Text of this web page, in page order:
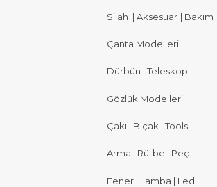
Silah | Aksesuar | Bakım
Çanta Modelleri
Dürbün | Teleskop
Gözlük Modelleri
Çakı | Bıçak | Tools
Arma | Rütbe | Peç
Fener | Lamba | Led